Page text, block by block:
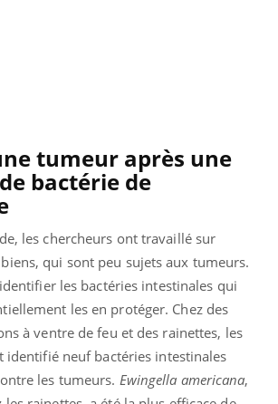
tumeur après une
bactérie de
les chercheurs ont travaillé sur
qui sont peu sujets aux tumeurs.
les bactéries intestinales qui
les en protéger. Chez des
à ventre de feu et des rainettes, les
identifié neuf bactéries intestinales
les tumeurs. Ewingella americana,